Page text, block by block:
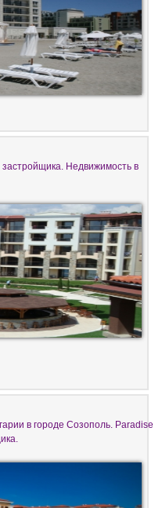
Недвижимость в
в городе Созополь. Paradise